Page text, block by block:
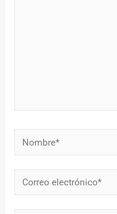
Nombre*
Correo
electrónico*